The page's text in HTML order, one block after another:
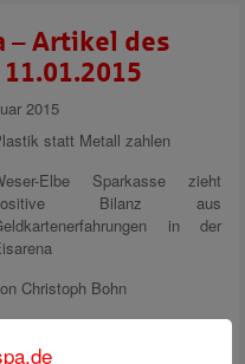
– Artikel des
2015
statt Metall zahlen
Elbe Sparkasse zieht
Bilanz aus
in der
Christoph Bohn
Bremerhaven. Bargeld ist in der